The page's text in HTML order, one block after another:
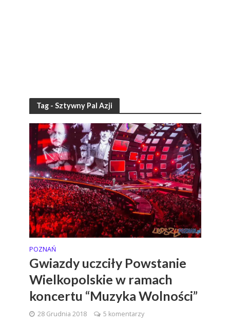
Tag - Sztywny Pal Azji
POZNAŃ
Gwiazdy uczciły Powstanie
Wielkopolskie w ramach
koncertu “Muzyka Wolności”
28 Grudnia 2018 5 komentarzy